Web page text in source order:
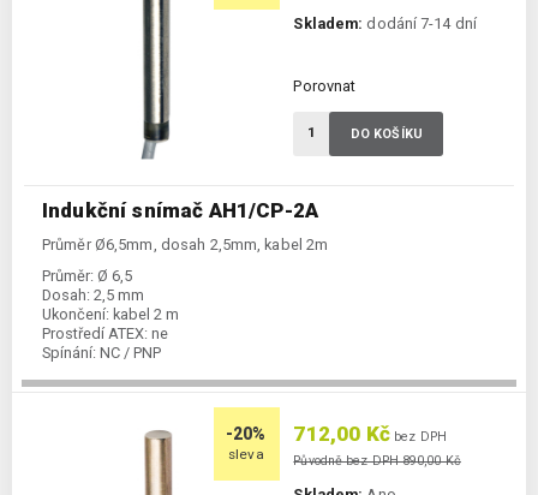
Indukční snímač AH1/CP-2A
Průměr Ø6,5mm, dosah 2,5mm, kabel 2m
Průměr: Ø 6,5
Dosah: 2,5 mm
Ukončení: kabel 2 m
Prostředí ATEX: ne
Spínání: NC / PNP
Skladem: dodání 7-14 dní
Porovnat
DO KOŠÍKU
-20%
sleva
712,00 Kč bez DPH
Původně bez DPH 890,00 Kč